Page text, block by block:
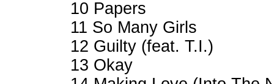
10 Papers
11 So Many Girls
12 Guilty (feat. T.I.)
13 Okay